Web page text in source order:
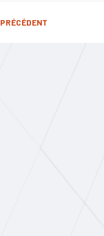
PRÉCÉDENT